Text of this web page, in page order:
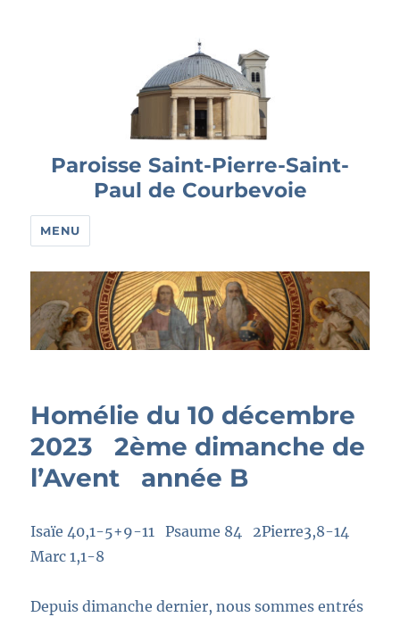
Paroisse Saint-Pierre-Saint-
Paul de Courbevoie
MENU
Homélie du 10 décembre
2023 2ème dimanche de
l’Avent année B
Isaïe 40,1-5+9-11 Psaume 84 2Pierre3,8-14
Marc 1,1-8
Depuis dimanche dernier, nous sommes entrés